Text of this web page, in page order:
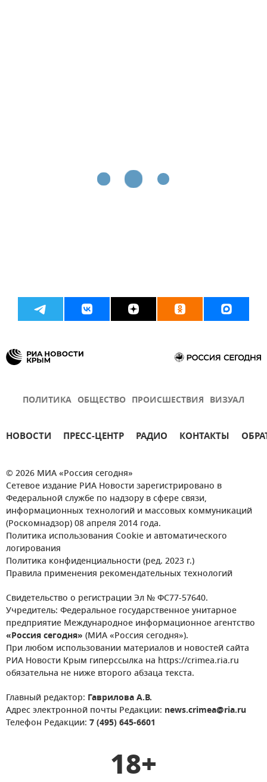
ПОЛИТИКА ОБЩЕСТВО ПРОИСШЕСТВИЯ ВИЗУАЛ
НОВОСТИ ПРЕСС-ЦЕНТР РАДИО КОНТАКТЫ
© 2026 МИА «Россия сегодня»
Сетевое издание РИА Новости зарегистрировано в
Федеральной службе по надзору в сфере связи,
информационных технологий и массовых коммуникаций
(Роскомнадзор) 08 апреля 2014 года.
Политика использования Cookie и автоматического
логирования
Политика конфиденциальности (ред. 2023 г.)
Правила применения рекомендательных технологий
Свидетельство о регистрации Эл № ФС77-57640.
Учредитель: Федеральное государственное унитарное
предприятие Международное информационное агентство
«Россия сегодня» (МИА «Россия сегодня»).
При любом использовании материалов и новостей сайта
РИА Новости Крым гиперссылка на https://crimea.ria.ru
обязательна не ниже второго абзаца текста.
Главный редактор: Гаврилова А.В.
Адрес электронной почты Редакции: news.crimea@ria.ru
Телефон Редакции: 7 (495) 645-6601
18+